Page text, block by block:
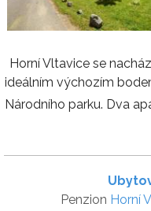
Horní Vltavice se
ideálním výchozím
Národního parku. Dva
Penzion Horní